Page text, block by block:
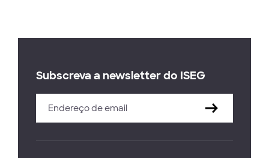
Subscreva a newsletter do ISEG